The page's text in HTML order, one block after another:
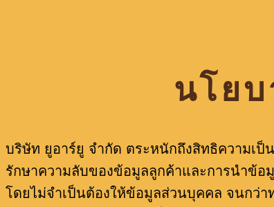
นโย
บริษัท ยูอาร์ยู จำกัด ตระหนักถึงสิทธิความเ
รักษาความลับของข้อมูลลูกค้าและการนำข้อ
โดยไม่จำเป็นต้องให้ข้อมูลส่วนบุคคล จนกว่